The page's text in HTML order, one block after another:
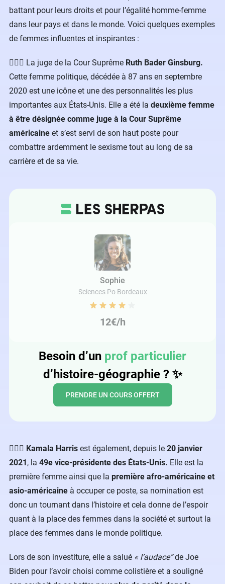
battant pour leurs droits et pour l’égalité homme-femme
dans leur pays et dans le monde. Voici quelques exemples
de femmes influentes et inspirantes :
👩🏻‍⚖️️ La juge de la Cour Suprême Ruth Bader Ginsburg.
Cette femme politique, décédée à 87 ans en septembre
2020 est une icône et une des personnalités les plus
importantes aux États-Unis. Elle a été la deuxième femme
à être désignée comme juge à la Cour Suprême
américaine et s’est servi de son haut poste pour
combattre ardemment le sexisme tout au long de sa
carrière et de sa vie.
Sophie
Sciences Po Bordeaux
12€/h
Besoin d’un prof particulier
d’histoire-géographie ? ✨
PRENDRE UN COURS OFFERT
🤵🏽‍♀️ Kamala Harris est également, depuis le 20 janvier
2021, la 49e vice-présidente des États-Unis. Elle est la
première femme ainsi que la première afro-américaine et
asio-américaine à occuper ce poste, sa nomination est
donc un tournant dans l’histoire et cela donne de l’espoir
quant à la place des femmes dans la société et surtout la
place des femmes dans le monde politique.
Lors de son investiture, elle a salué « l’audace”de Joe
Biden pour l’avoir choisi comme colistière et a souligné